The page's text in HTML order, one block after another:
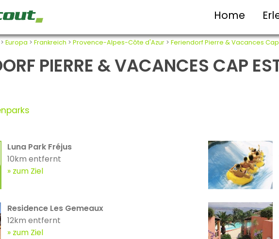
Home
> Europa > Frankreich > Provence-Alpes-Côte d'Azur > Feriendorf Pierre & Vacances Cap
PIERRE & VACANCES CAP
Luna Park Fréjus
10km entfernt
zum Ziel
Residence Les Gemeaux
12km entfernt
zum Ziel